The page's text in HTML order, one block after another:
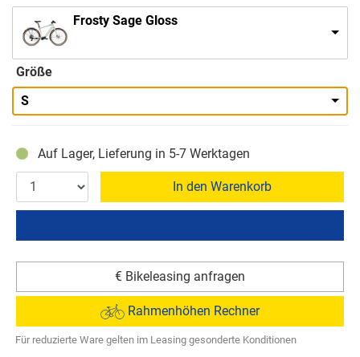
Frosty Sage Gloss
Größe
S
Auf Lager, Lieferung in 5-7 Werktagen
In den Warenkorb
€ Bikeleasing anfragen
Rahmenhöhen Rechner
Für reduzierte Ware gelten im Leasing gesonderte Konditionen